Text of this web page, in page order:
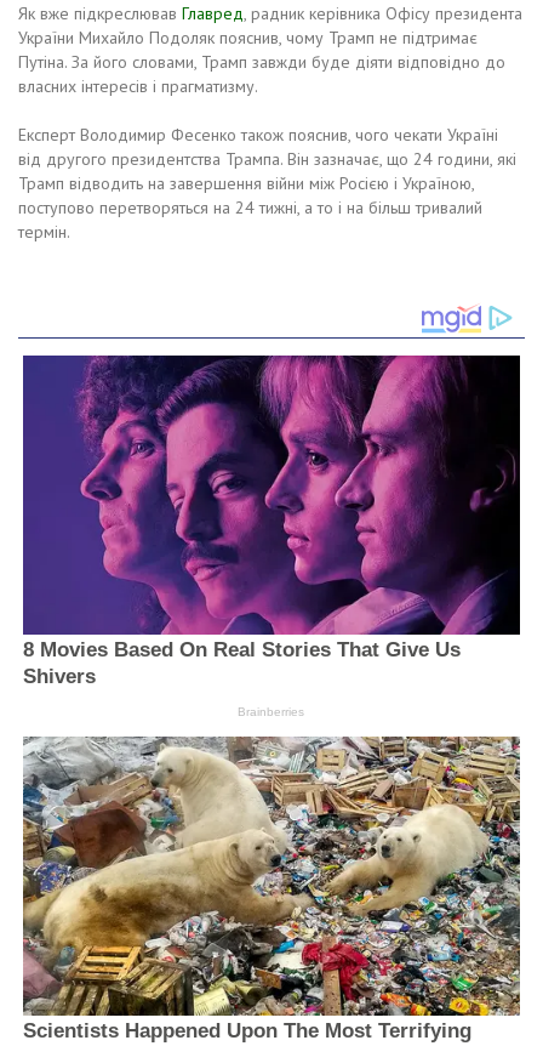
Як вже підкреслював Главред, радник керівника Офісу президента
України Михайло Подоляк пояснив, чому Трамп не підтримає
Путіна. За його словами, Трамп завжди буде діяти відповідно до
власних інтересів і прагматизму.
Експерт Володимир Фесенко також пояснив, чого чекати Україні
від другого президентства Трампа. Він зазначає, що 24 години, які
Трамп відводить на завершення війни між Росією і Україною,
поступово перетворяться на 24 тижні, а то і на більш тривалий
термін.